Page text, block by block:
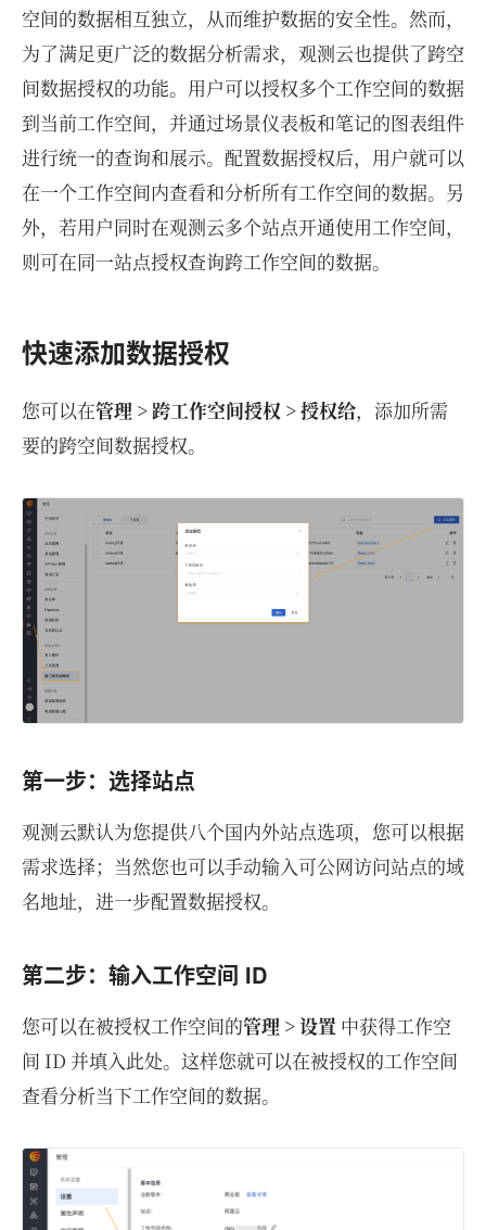
空间的数据相互独立，从而维护数据的安全性。然而，
为了满足更广泛的数据分析需求，观测云也提供了跨空
间数据授权的功能。用户可以授权多个工作空间的数据
到当前工作空间，并通过场景仪表板和笔记的图表组件
进行统一的查询和展示。配置数据授权后，用户就可以
在一个工作空间内查看和分析所有工作空间的数据。另
外，若用户同时在观测云多个站点开通使用工作空间，
则可在同一站点授权查询跨工作空间的数据。
快速添加数据授权
您可以在管理 > 跨工作空间授权 > 授权给，添加所需
要的跨空间数据授权。
第一步：选择站点
观测云默认为您提供八个国内外站点选项，您可以根据
需求选择；当然您也可以手动输入可公网访问站点的域
名地址，进一步配置数据授权。
第二步：输入工作空间 ID
您可以在被授权工作空间的管理 > 设置 中获得工作空
间 ID 并填入此处。这样您就可以在被授权的工作空间
查看分析当下工作空间的数据。